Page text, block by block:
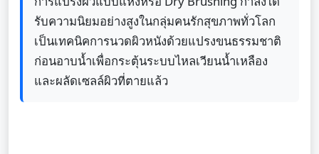
รับความนิยมอย่างสูงในกลุ่มคนรักสุขภาพทั่วโลก
เป็นเทคนิคการนวดผิวหนังด้วยแปรงขนธรรมชาติ
ก่อนอาบน้ำเพื่อกระตุ้นระบบไหลเวียนน้ำเหลือง
และผลัดเซลล์ผิวที่ตายแล้ว